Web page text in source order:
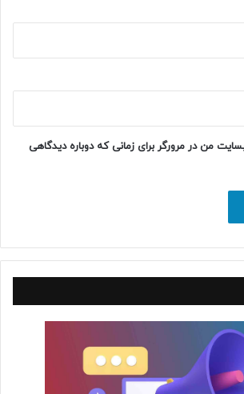
من در مرورگر برای زمانی که دوباره دیدگاهی